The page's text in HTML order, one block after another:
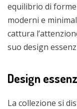
equilibrio di
moderni e
cattura
suo design
Design
La collezione si